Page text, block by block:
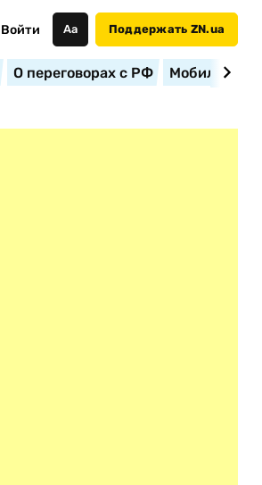
Войти Аа Поддержать ZN.ua
О переговорах с РФ